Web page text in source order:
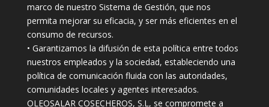
marco de nuestro Sistema de Gestión, que nos
permita mejorar su eficacia, y ser más eficientes en el
consumo de recursos.
• Garantizamos la difusión de esta política entre todos
nuestros empleados y la sociedad, estableciendo una
política de comunicación fluida con las autoridades,
comunidades locales y agentes interesados.
OLEOSALAR COSECHEROS, S.L, se compromete a